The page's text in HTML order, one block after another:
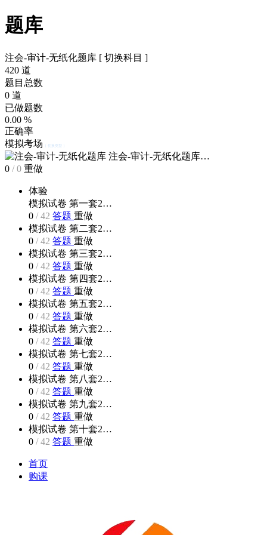
题库
注会-审计-无纸化题库 [ 切换科目 ]
420 道
题目总数
0 道
已做题数
0.00 %
正确率
模拟考场
[ 切换类型 ]
注会-审计-无纸化题库…
0 /0 重做
体验
模拟试卷 第一套2…
0 /42 答题 重做
模拟试卷 第二套2…
0 /42 答题 重做
模拟试卷 第三套2…
0 /42 答题 重做
模拟试卷 第四套2…
0 /42 答题 重做
模拟试卷 第五套2…
0 /42 答题 重做
模拟试卷 第六套2…
0 /42 答题 重做
模拟试卷 第七套2…
0 /42 答题 重做
模拟试卷 第八套2…
0 /42 答题 重做
模拟试卷 第九套2…
0 /42 答题 重做
模拟试卷 第十套2…
0 /42 答题 重做
首页
购课